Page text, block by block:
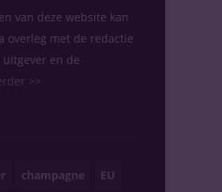
van deze website kan
overleg met de redactie
en de
>>
champagne EU